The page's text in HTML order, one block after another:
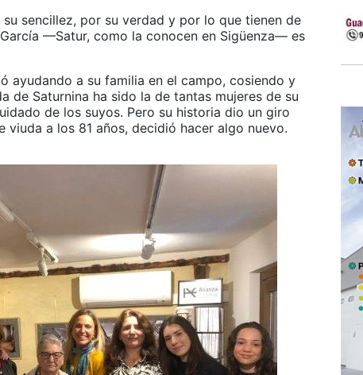
sencillez, por su verdad y por lo que tienen de
—Satur, como la conocen en Sigüenza— es
ayudando a su familia en el campo, cosiendo y
de Saturnina ha sido la de tantas mujeres de su
de los suyos. Pero su historia dio un giro
viuda a los 81 años, decidió hacer algo nuevo.